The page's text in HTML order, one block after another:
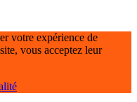
votre expérience de
vous acceptez leur